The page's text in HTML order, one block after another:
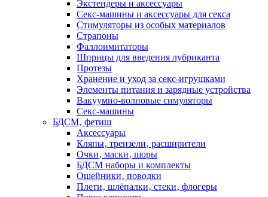
Экстендеры и аксессуары
Секс-машины и аксессуары для секса
Стимуляторы из особых материалов
Страпоны
Фаллоимитаторы
Шприцы для введения лубриканта
Протезы
Хранение и уход за секс-игрушками
Элементы питания и зарядные устройства
Вакуумно-волновые симуляторы
Секс-машины
БДСМ‚ фетиш
Аксессуары
Кляпы‚ трензели‚ расширители
Очки‚ маски‚ шоры
БДСМ наборы и комплекты
Ошейники‚ поводки
Плети‚ шлёпалки‚ стеки‚ флогеры